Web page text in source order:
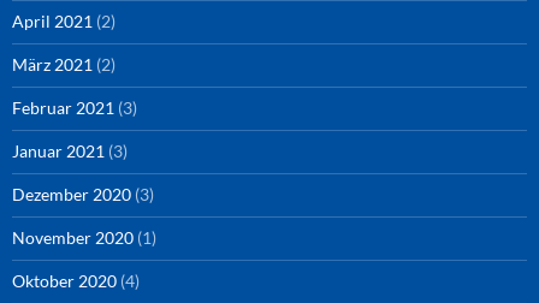
April 2021 (2)
März 2021 (2)
Februar 2021 (3)
Januar 2021 (3)
Dezember 2020 (3)
November 2020 (1)
Oktober 2020 (4)